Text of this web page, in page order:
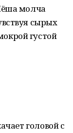
молча
сырых
густой
головой с